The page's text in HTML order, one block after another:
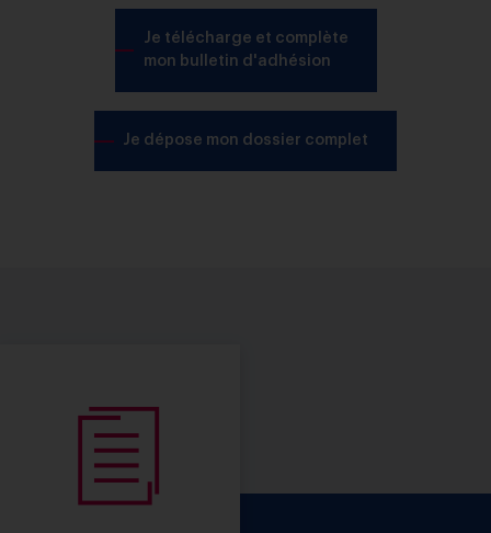
Je télécharge et complète
mon bulletin d'adhésion
Je dépose mon dossier complet